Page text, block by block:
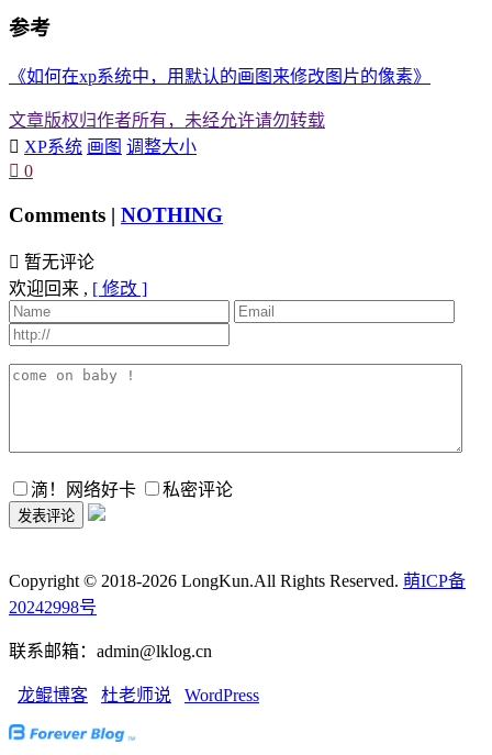
参考
《如何在xp系统中，用默认的画图来修改图片的像素》
文章版权归作者所有，未经允许请勿转载
 XP系统 画图 调整大小
 0
Comments | NOTHING
 暂无评论
欢迎回来 , [ 修改 ]
滴！网络好卡 私密评论
Copyright © 2018-2026 LongKun.All Rights Reserved. 萌ICP备
20242998号
联系邮箱：admin@lklog.cn
龙鲲博客 杜老师说 WordPress